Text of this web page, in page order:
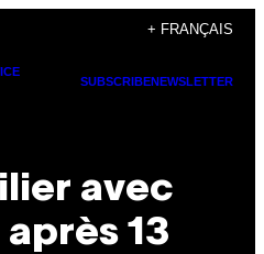
+ FRANÇAIS
SUBSCRIBENEWSLETTER
avec
13